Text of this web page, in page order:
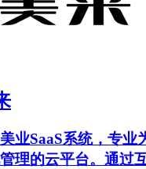
业SaaS系统，专业
理的云平台。通过